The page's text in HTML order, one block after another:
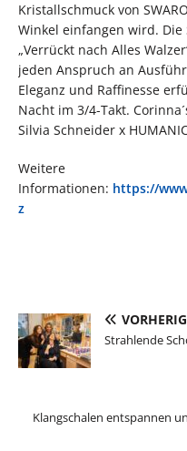
Kristallschmuck von
Winkel einfangen wird.
„Verrückt nach Alles
jeden Anspruch an
Eleganz und Raffinesse
Nacht im 3/4-Takt.
Silvia Schneider x
Weitere
Informationen: https://
z
Strahlende
Klangschalen entspannen